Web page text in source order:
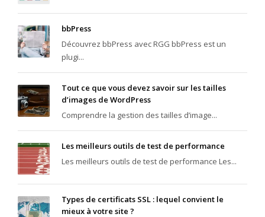
bbPress
Découvrez bbPress avec RGG bbPress est un
plugi...
Tout ce que vous devez savoir sur les tailles
d’images de WordPress
Comprendre la gestion des tailles d’image...
Les meilleurs outils de test de performance
Les meilleurs outils de test de performance Les...
Types de certificats SSL : lequel convient le
mieux à votre site ?